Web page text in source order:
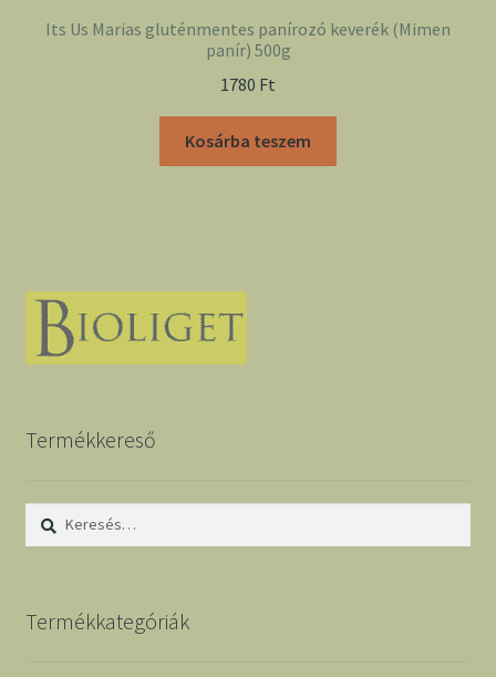
Its Us Marias gluténmentes panírozó keverék (Mimen
panír) 500g
1780 Ft
Kosárba teszem
Termékkereső
Keresés:
Termékkategóriák